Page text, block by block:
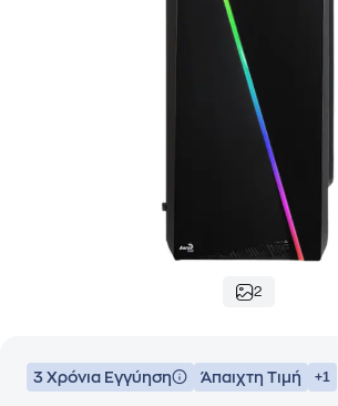
2
3 Χρόνια Εγγύηση Άπαιχτη Τιμή +1